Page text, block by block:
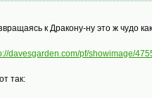
к Дракону-ну это ж чудо
davesgarden.com/pf/showimage/
так: